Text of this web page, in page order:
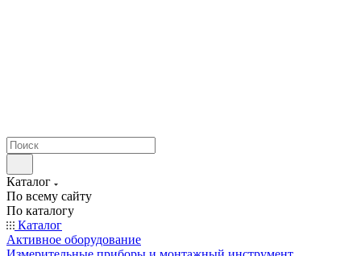
Каталог
По всему сайту
По каталогу
Каталог
Активное оборудование